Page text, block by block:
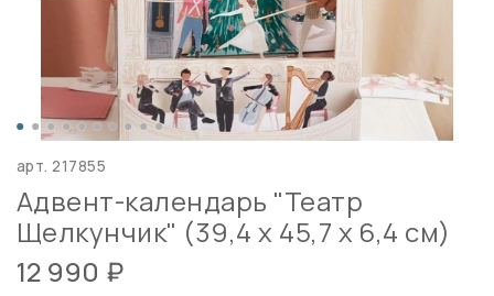
арт.217855
Адвент-календарь "Театр
Щелкунчик" (39,4 х 45,7 х 6,4 см)
12 990 ₽